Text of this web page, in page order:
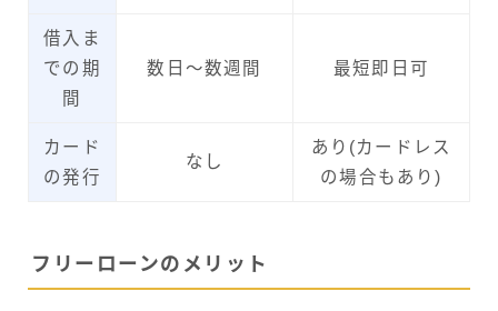
借入ま
での期
間
数日～数週間 最短即日可
カード
の発行
なし
あり(カードレス
の場合もあり)
フリーローンのメリット